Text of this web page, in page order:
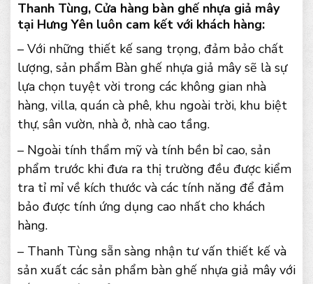
Thanh Tùng, Cửa hàng bàn ghế nhựa giả mây
tại Hưng Yên luôn cam kết với khách hàng:
– Với những thiết kế sang trọng, đảm bảo chất
lượng, sản phẩm Bàn ghế nhựa giả mây sẽ là sự
lựa chọn tuyệt vời trong các không gian nhà
hàng, villa, quán cà phê, khu ngoài trời, khu biệt
thự, sân vườn, nhà ở, nhà cao tầng.
– Ngoài tính thẩm mỹ và tính bền bỉ cao, sản
phẩm trước khi đưa ra thị trường đều được kiểm
tra tỉ mỉ về kích thước và các tính năng để đảm
bảo được tính ứng dụng cao nhất cho khách
hàng.
– Thanh Tùng sẵn sàng nhận tư vấn thiết kế và
sản xuất các sản phẩm bàn ghế nhựa giả mây với